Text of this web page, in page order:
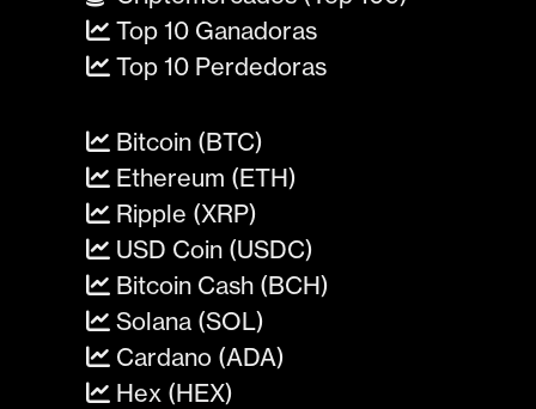
Top 10 Ganadoras
Top 10 Perdedoras
Bitcoin (BTC)
Ethereum (ETH)
Ripple (XRP)
USD Coin (USDC)
Bitcoin Cash (BCH)
Solana (SOL)
Cardano (ADA)
Hex (HEX)